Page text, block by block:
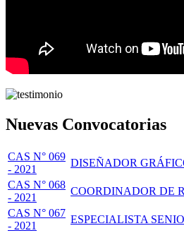
Nuevas Convocatorias
CAS N° 069
- 2021
DISEÑADOR
CAS N° 068
- 2021
COORDINADOR DE
CAS N° 067
- 2021
ESPECIALISTA